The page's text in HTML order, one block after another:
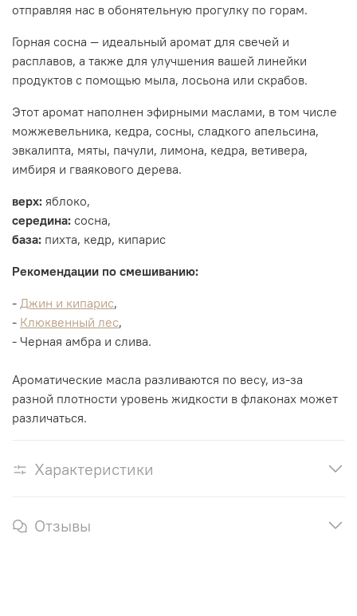
отправляя нас в обонятельную прогулку по горам.
Горная сосна — идеальный аромат для свечей и
расплавов, а также для улучшения вашей линейки
продуктов с помощью мыла, лосьона или скрабов.
Этот аромат наполнен эфирными маслами, в том числе
можжевельника, кедра, сосны, сладкого апельсина,
эвкалипта, мяты, пачули, лимона, кедра, ветивера,
имбиря и гваякового дерева.
верх: яблоко,
середина: сосна,
база: пихта, кедр, кипарис
Рекомендации по смешиванию:
- Джин и кипарис,
- Клюквенный лес,
- Черная амбра и слива.
Ароматические масла разливаются по весу, из-за
разной плотности уровень жидкости в флаконах может
различаться.
Характеристики
Отзывы